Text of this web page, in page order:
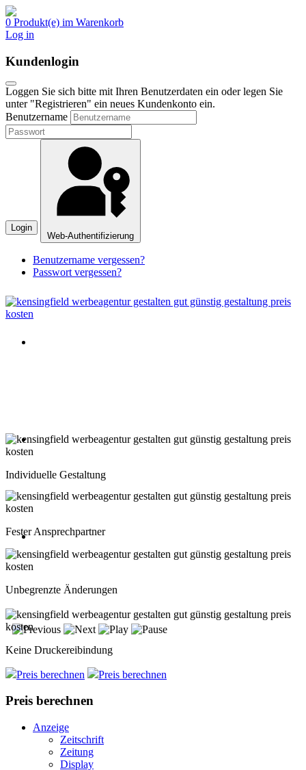
0 Produkt(e) im Warenkorb
Log in
Kundenlogin
Loggen Sie sich bitte mit Ihren Benutzerdaten ein oder legen Sie
unter "Registrieren" ein neues Kundenkonto ein.
Benutzername
Login
Web-Authentifizierung
Benutzername vergessen?
Passwort vergessen?
Beratung oder Rückruf anfordern
Schweiz: 043 508 66 63
Montag-Freitag 10:00-18:00 Uhr
Beratung oder Rückruf anfordern
Montag-Freitag 10:00-18:00 Uhr
Individuelle Gestaltung
Fester Ansprechpartner
Unbegrenzte Änderungen
Keine Druckereibindung
Preis berechnen Preis berechnen
Preis berechnen
Anzeige
Zeitschrift
Zeitung
Display